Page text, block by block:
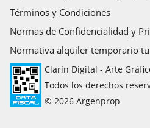
Términos y Condiciones
Normas de Confidencialidad y
Normativa alquiler temporario
Clarín Digital - Arte
Todos los derechos
© 2026 Argenprop